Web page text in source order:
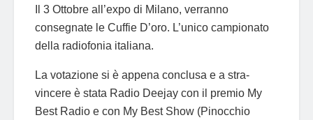
Il 3 Ottobre all’expo di Milano, verranno
consegnate le Cuffie D’oro. L’unico campionato
della radiofonia italiana.
La votazione si è appena conclusa e a stra-
vincere è stata Radio Deejay con il premio My
Best Radio e con My Best Show (Pinocchio